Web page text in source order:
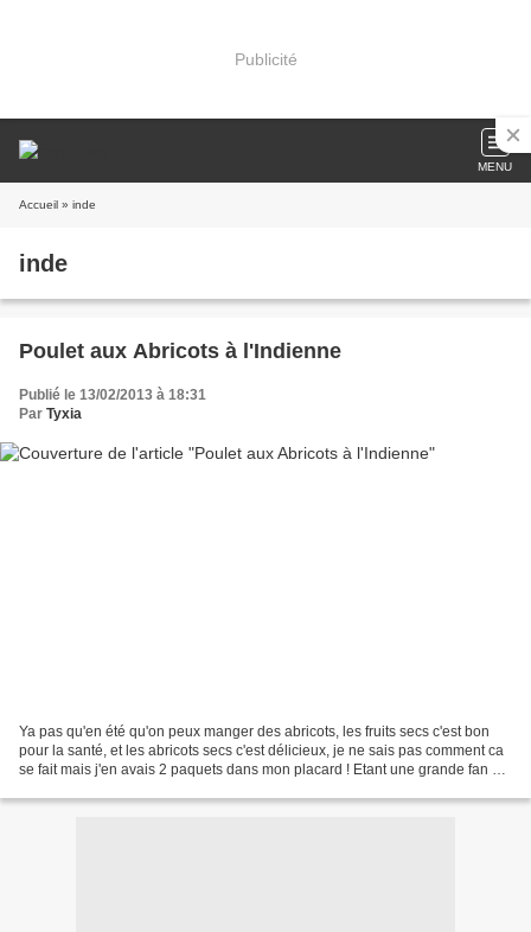
Publicité
MENU
Accueil » inde
inde
Poulet aux Abricots à l'Indienne
Publié le 13/02/2013 à 18:31
Par Tyxia
Ya pas qu'en été qu'on peux manger des abricots, les fruits secs c'est bon
pour la santé, et les abricots secs c'est délicieux, je ne sais pas comment ca
se fait mais j'en avais 2 paquets dans mon placard ! Etant une grande fan de